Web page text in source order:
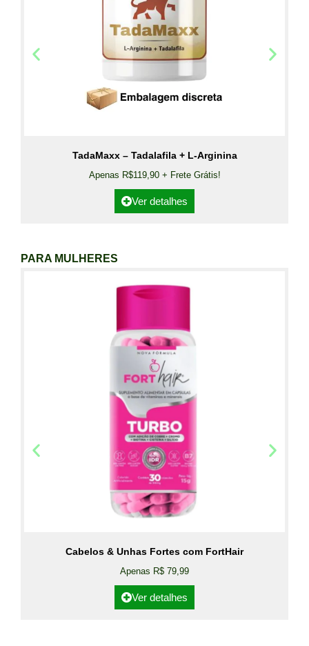
TadaMaxx – Tadalafila + L-Arginina
Apenas R$119,90 + Frete Grátis!
Ver detalhes
PARA MULHERES
Cabelos & Unhas Fortes com FortHair
Apenas R$ 79,99
Ver detalhes